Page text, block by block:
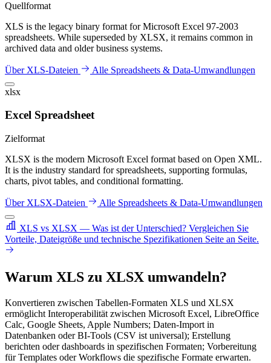
Quellformat
XLS is the legacy binary format for Microsoft Excel 97-2003
spreadsheets. While superseded by XLSX, it remains common in
archived data and older business systems.
Über XLS-Dateien Alle Spreadsheets & Data-Umwandlungen
xlsx
Excel Spreadsheet
Zielformat
XLSX is the modern Microsoft Excel format based on Open XML.
It is the industry standard for spreadsheets, supporting formulas,
charts, pivot tables, and conditional formatting.
Über XLSX-Dateien Alle Spreadsheets & Data-Umwandlungen
XLS vs XLSX — Was ist der Unterschied? Vergleichen Sie
Vorteile, Dateigröße und technische Spezifikationen Seite an Seite.
Warum XLS zu XLSX umwandeln?
Konvertieren zwischen Tabellen-Formaten XLS und XLSX
ermöglicht Interoperabilität zwischen Microsoft Excel, LibreOffice
Calc, Google Sheets, Apple Numbers; Daten-Import in
Datenbanken oder BI-Tools (CSV ist universal); Erstellung
berichten oder dashboards in spezifischen Formaten; Vorbereitung
für Templates oder Workflows die spezifische Formate erwarten.